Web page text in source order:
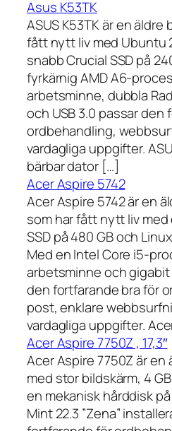
Asus K53TK
ASUS K53TK är en
fått nytt liv med Ubuntu
snabb Crucial SSD på
fyrkärnig AMD A6-
arbetsminne, dubbla
och USB 3.0 passar den
ordbehandling,
vardagliga uppgifter.
bärbar dator […]
Acer Aspire 5742
Acer Aspire 5742 är en
som har fått nytt liv
SSD på 480 GB och
Med en Intel Core i5-
arbetsminne och
den fortfarande bra för
post, enklare
vardagliga uppgifter.
Acer Aspire 7750Z , 17,3″
Acer Aspire 7750Z är en
med stor bildskärm, 4
en mekanisk hårddisk
Mint 22.3 ”Zena”